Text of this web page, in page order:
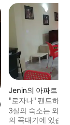
(5점 만점), 후기 12
Jenin의 아파트
"로자나" 펜트하우
3실의 숙소는 외부
의 꼭대기에 있습